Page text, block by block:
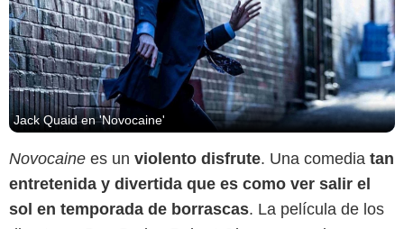
Jack Quaid en 'Novocaine'
Novocaine es un violento disfrute. Una comedia tan
entretenida y divertida que es como ver salir el
sol en temporada de borrascas. La película de los